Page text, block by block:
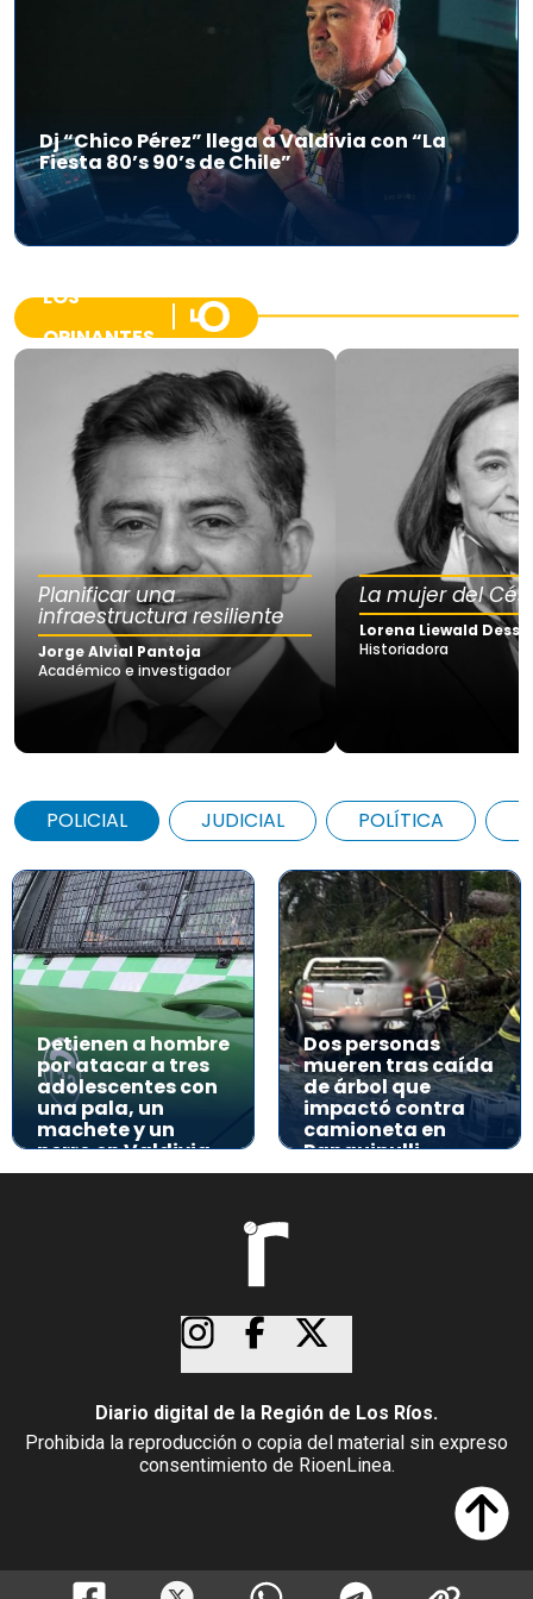
Dj “Chico Pérez” llega a Valdivia con “La
Fiesta 80’s 90’s de Chile”
LOS
OPINANTES
Planificar una
infraestructura resiliente
Jorge Alvial Pantoja
Académico e investigador
La mujer del
Lorena Liewald Dessy
Historiadora
POLICIAL JUDICIAL POLÍTICA
Detienen a hombre
por atacar a tres
adolescentes con
una pala, un
machete y un
perro en Valdivia
Dos personas
mueren tras caída
de árbol que
impactó contra
camioneta en
Panguipulli
Diario digital de la Región de Los Ríos.
Prohibida la reproducción o copia del material sin expreso
consentimiento de RioenLinea.